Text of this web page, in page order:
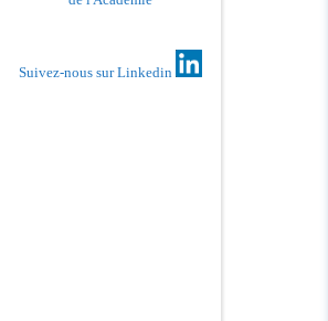
Suivez-nous sur Linkedin